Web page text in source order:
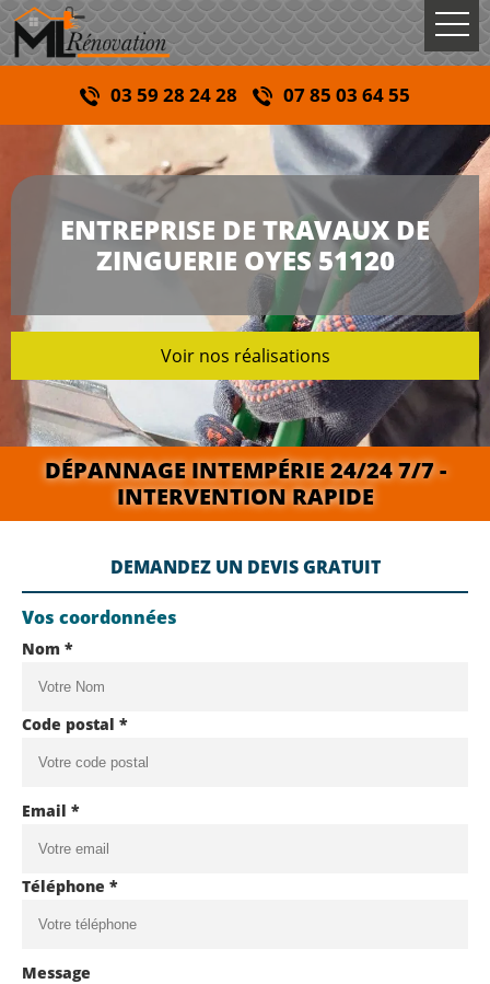
03 59 28 24 28 07 85 03 64 55
ENTREPRISE DE TRAVAUX DE
ZINGUERIE OYES 51120
Voir nos réalisations
DÉPANNAGE INTEMPÉRIE 24/24 7/7 -
INTERVENTION RAPIDE
DEMANDEZ UN DEVIS GRATUIT
Vos coordonnées
Nom *
Code postal *
Email *
Téléphone *
Message